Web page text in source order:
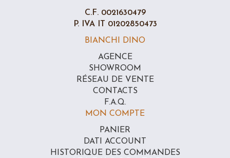
C.F. 0021630479
P. IVA IT 01202850473
BIANCHI DINO
AGENCE
SHOWROOM
RÉSEAU DE VENTE
CONTACTS
F.A.Q.
MON COMPTE
PANIER
DATI ACCOUNT
HISTORIQUE DES COMMANDES